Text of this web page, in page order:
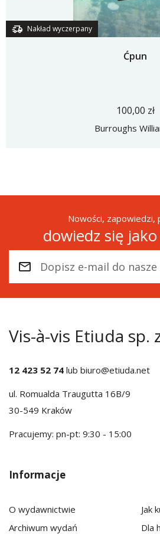
Nakład wyczerpany
Ćpun
100,00 zł
Burroughs
Nowości, zapowiedzi,
dowiedz się
Vis-à-vis Etiuda sp.
12 423 52 74 lub biuro@etiuda.net
ul. Romualda Traugutta 16B/9
30-549 Kraków
Pracujemy: pn-pt: 9:30 - 15:00
Informacje
O wydawnictwie
Archiwum wydań
Jak
Dla